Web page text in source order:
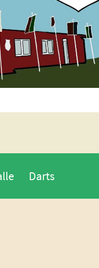
Darts